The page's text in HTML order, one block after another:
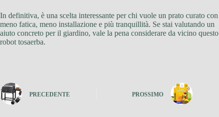
In definitiva, è una scelta interessante per chi vuole un prato curato con
meno fatica, meno installazione e più tranquillità. Se stai valutando un
aiuto concreto per il giardino, vale la pena considerare da vicino questo
robot tosaerba.
PRECEDENTE PROSSIMO